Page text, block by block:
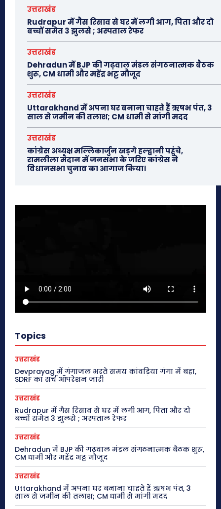
उत्तराखंड
Rudrapur में गैस रिसाव से घर में लगी आग, पिता और दो
बच्चों समेत 3 झुलसे ; अस्पताल रेफर
उत्तराखंड
Dehradun में BJP की गढ़वाल मंडल संगठनात्मक बैठक
शुरू, CM धामी और महेंद्र भट्ट मौजूद
उत्तराखंड
Uttarakhand में अपना घर बनाना चाहते हैं ऋषभ पंत, 3
साल से जमीन की तलाश; CM धामी से मांगी मदद
उत्तराखंड
कांग्रेस अध्यक्ष मल्लिकार्जुन खड़गे हल्द्वानी पहुंचे,
रामलीला मैदान में जनसभा के जरिए कांग्रेस ने
विधानसभा चुनाव का आगाज किया।
Topics
उत्तराखंड
Devprayag में गंगाजल भरते समय कांवड़िया गंगा में बहा,
SDRF का सर्च ऑपरेशन जारी
उत्तराखंड
Rudrapur में गैस रिसाव से घर में लगी आग, पिता और दो
बच्चों समेत 3 झुलसे ; अस्पताल रेफर
उत्तराखंड
Dehradun में BJP की गढ़वाल मंडल संगठनात्मक बैठक शुरू,
CM धामी और महेंद्र भट्ट मौजूद
उत्तराखंड
Uttarakhand में अपना घर बनाना चाहते हैं ऋषभ पंत, 3
साल से जमीन की तलाश; CM धामी से मांगी मदद